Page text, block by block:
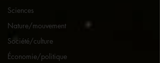
Sciences
Nature/mouvement
Société/culture
Économie/politique